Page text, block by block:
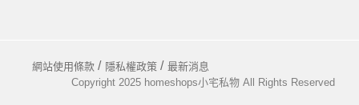
網站使用條款 隱私權政策
最新消息
Copyright 2025 homeshops小宅私物 All Rights Reserved